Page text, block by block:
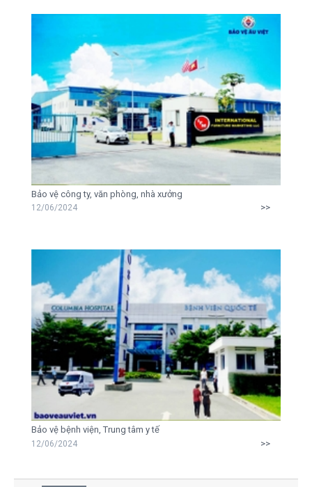
Bảo vệ công ty, văn phòng, nhà xưởng
12/06/2024 >>
Bảo vệ bệnh viện, Trung tâm y tế
12/06/2024 >>